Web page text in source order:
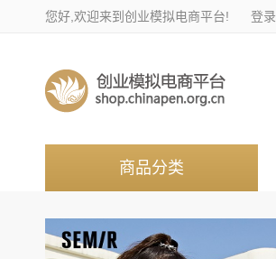
您好,欢迎来到创业模拟电商平台! 登录
商品分类